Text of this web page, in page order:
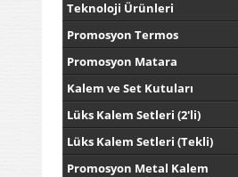
Teknoloji Ürünleri
Promosyon Termos
Promosyon Matara
Kalem ve Set Kutuları
Lüks Kalem Setleri (2'li)
Lüks Kalem Setleri (Tekli)
Promosyon Metal Kalem